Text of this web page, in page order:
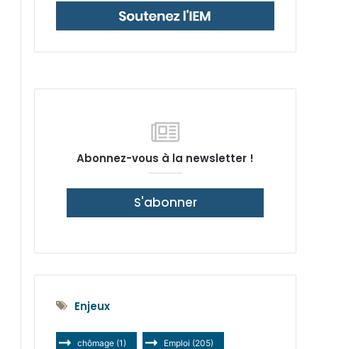
Abonnez-vous à la newsletter !
S'abonner
Enjeux
chômage (1) Emploi (205)